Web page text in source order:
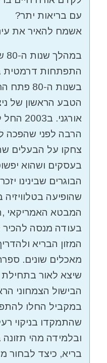
עם בריאות יתר?
אשמח להאיר את
התפתחות דרמטית
בשנות ה-
הטבע הראשון של
הרבה לפני שהפכה
צחקו על הבעלים
בעסקים ושהוא
הבוגרים שבינינו
המבטא האמריקאי
בעודה מנסה להכיר
המזון הבריא
מאכלים שונים.
הבישול הצמחוני
במקביל החלו
שהתמקדו בניקוי
ובלמידה מהי
בריא, כיצד לבחור